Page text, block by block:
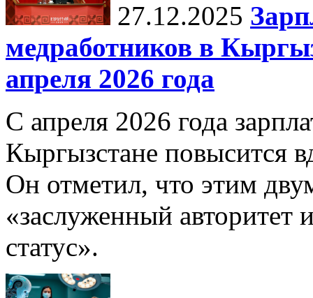
27.12.2025
медработников в
апреля 2026 года
С апреля 2026 года
Кыргызстане повысится
Он отметил, что этим
«заслуженный
статус».